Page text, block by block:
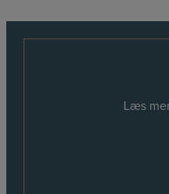
Læs